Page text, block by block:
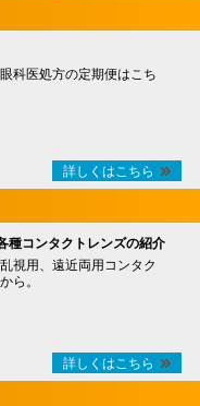
科医処方の定期便はこち
詳しくはこちら
種コンタクトレンズの紹介
視用、遠近両用コンタク
ら。
詳しくはこちら